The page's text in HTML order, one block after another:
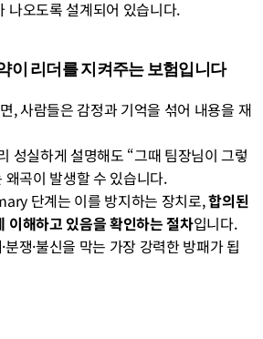
나오도록 설계되어 있습니다.
이 리더를 지켜주는 보험입니다
곡이 발생할 수 있습니다.
단계는 이를 방지하는 장치로,
합의된
이해하고 있음을 확인하는 절차입니다.